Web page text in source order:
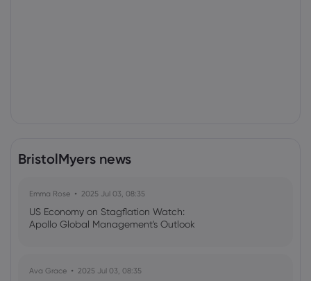
BristolMyers news
Emma Rose 2025 Jul 03, 08:35
US Economy on Stagflation Watch:
Apollo Global Management's Outlook
Ava Grace 2025 Jul 03, 08:35